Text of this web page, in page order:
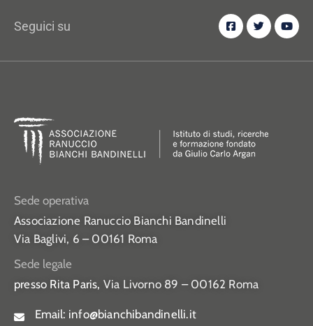
Seguici su
Sede operativa
Associazione Ranuccio Bianchi Bandinelli
Via Baglivi, 6 – 00161 Roma
Sede legale
presso Rita Paris, Via Livorno 89 – 00162 Roma
Email: info@bianchibandinelli.it